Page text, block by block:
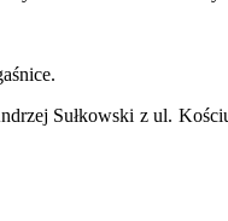
Sułkowski z ul.